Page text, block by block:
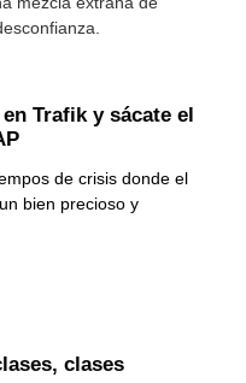
Trafik y sácate el
de crisis donde el
bien precioso y
clases